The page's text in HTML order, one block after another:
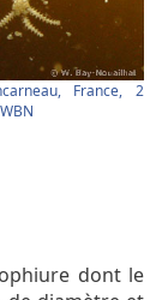
France, 2
dont le